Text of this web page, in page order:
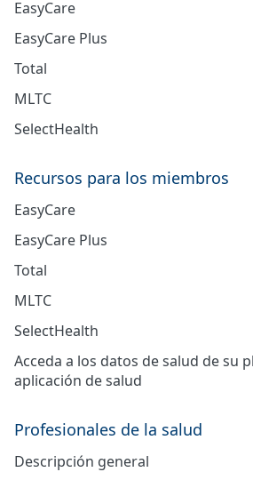
EasyCare
EasyCare Plus
Total
MLTC
SelectHealth
Recursos para los miembros
EasyCare
EasyCare Plus
Total
MLTC
SelectHealth
Acceda a los datos de salud de su
aplicación de salud
Profesionales de la salud
Descripción general